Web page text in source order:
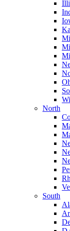
North
South